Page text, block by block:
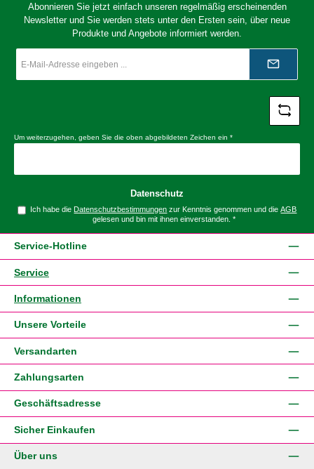
Abonnieren Sie jetzt einfach unseren regelmäßig erscheinenden
Newsletter und Sie werden stets unter den Ersten sein, über neue
Produkte und Angebote informiert werden.
Mail-
*
Um weiterzugehen, geben Sie die oben abgebildeten Zeichen ein *
Datenschutz
Ich habe dieDatenschutzbestimmungen zur Kenntnis genommen und dieAGB
gelesen und bin mit ihnen einverstanden. *
Service-Hotline
Service
Informationen
Unsere Vorteile
Versandarten
Zahlungsarten
Geschäftsadresse
Sicher Einkaufen
Über uns